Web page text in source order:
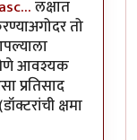
लक्षात
तो
घेणे आवश्यक
प्रतिसाद
क्षमा